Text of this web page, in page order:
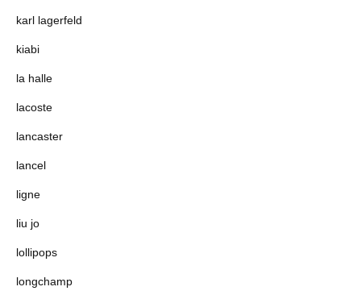
karl lagerfeld
kiabi
la halle
lacoste
lancaster
lancel
ligne
liu jo
lollipops
longchamp